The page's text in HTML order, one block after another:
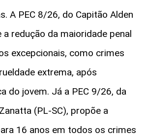
A PEC 8/26, do Capitão Alden
a redução da maioridade penal
excepcionais, como crimes
extrema, após
do jovem. Já a PEC 9/26, da
(PL-SC), propõe a
16 anos em todos os crimes